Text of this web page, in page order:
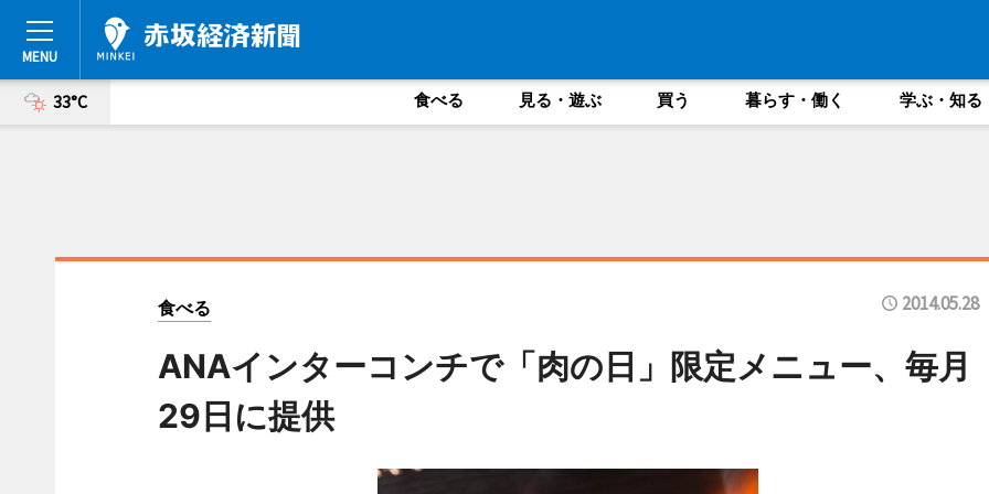
33°C 食べる 見る・遊ぶ 買う 暮らす・働く 学ぶ・知る
食べる 2014.05.28
ANAインターコンチで「肉の日」限定メニュー、毎月
29日に提供